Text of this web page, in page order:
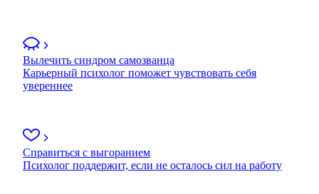
Вылечить синдром самозванца
Карьерный психолог поможет чувствовать себя
увереннее
Справиться с выгоранием
Психолог поддержит, если не осталось сил на работу